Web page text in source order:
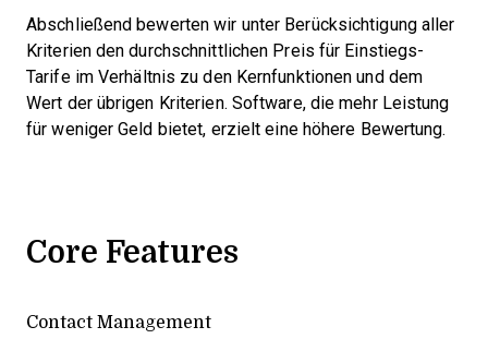
Abschließend bewerten wir unter Berücksichtigung aller
Kriterien den durchschnittlichen Preis für Einstiegs-
Tarife im Verhältnis zu den Kernfunktionen und dem
Wert der übrigen Kriterien. Software, die mehr Leistung
für weniger Geld bietet, erzielt eine höhere Bewertung.
Core Features
Contact Management